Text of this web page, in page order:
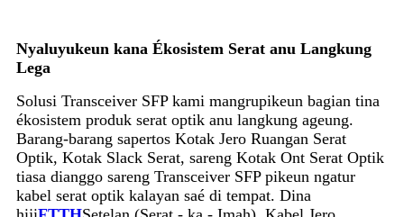
Nyaluyukeun kana Ékosistem Serat anu Langkung
Lega
Solusi Transceiver SFP kami mangrupikeun bagian tina
ékosistem produk serat optik anu langkung ageung.
Barang-barang sapertos Kotak Jero Ruangan Serat
Optik, Kotak Slack Serat, sareng Kotak Ont Serat Optik
tiasa dianggo sareng Transceiver SFP pikeun ngatur
kabel serat optik kalayan saé di tempat. Dina